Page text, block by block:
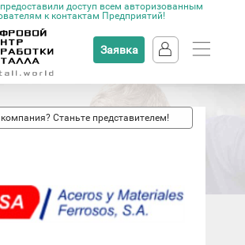
доступ всем авторизованным
к контактам Предприятий!
Заявка
Станьте представителем!